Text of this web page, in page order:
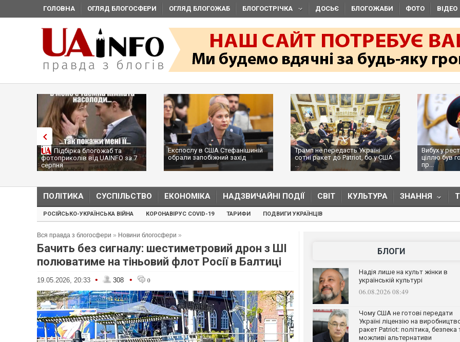
ГОЛОВНА ОГЛЯД БЛОГОСФЕРИ ОГЛЯД БЛОГОЖАБ БЛОГОСТРІЧКА ДОСЬЄ БЛОГОЖАБИ ФОТО ВІДЕО
Підбірка блогожаб та
фотоприколів від UAINFO за 7
серпня
Експослу в США Стефанішиній
обрали запобіжний захід
Трамп не передасть Україні
сотні ракет до Patriot, бо у США
...
Вибух у
ціллю був
пр...
ПОЛІТИКА СУСПІЛЬСТВО ЕКОНОМІКА НАДЗВИЧАЙНІ ПОДІЇ СВІТ КУЛЬТУРА ЗНАННЯ
РОСІЙСЬКО-УКРАЇНСЬКА ВІЙНА КОРОНАВІРУС COVID-19 ТАРИФИ ПОДВИГИ УКРАЇНЦІВ
Вся правда з блогосфери » Новини блогосфери »
Бачить без сигналу: шестиметровий дрон з ШІ
полюватиме на тіньовий флот Росії в Балтиці
19.05.2026, 20:33 • 308 • 0
БЛОГИ
Надія лише на культ жінки в
українській культурі
06.08.2026 08:49
Чому США не готові передати
Україні ліцензію на
ракет Patriot: політика, безпека
можливі альтернативи